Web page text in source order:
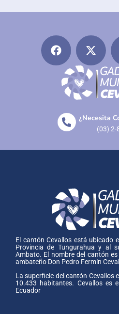
¿Necesita
(03) 2-
El cantón Cevallos está ubicado
Provincia de Tungurahua y al
Ambato. El nombre del cantón
ambateño Don Pedro Fermín
La superficie del cantón Cevallos
10.433 habitantes. Cevallos es
Ecuador